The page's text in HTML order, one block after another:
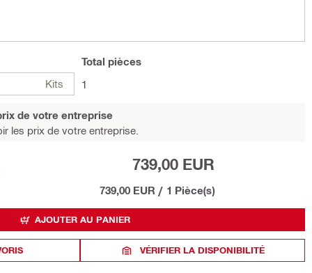
Kits
Total pièces
1
de votre entreprise
les prix de votre entreprise.
739,00 EUR
739,00 EUR / 1 Pièce(s)
AJOUTER AU PANIER
VÉRIFIER LA DISPONIBILITÉ